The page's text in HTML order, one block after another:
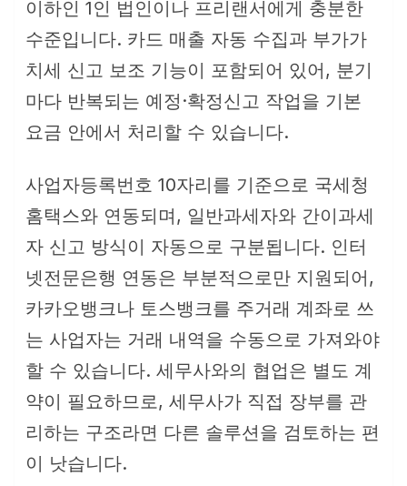
이하인 1인 법인이나 프리랜서에게 충분한
수준입니다. 카드 매출 자동 수집과 부가가
치세 신고 보조 기능이 포함되어 있어, 분기
마다 반복되는 예정·확정신고 작업을 기본
요금 안에서 처리할 수 있습니다.
사업자등록번호 10자리를 기준으로 국세청
홈택스와 연동되며, 일반과세자와 간이과세
자 신고 방식이 자동으로 구분됩니다. 인터
넷전문은행 연동은 부분적으로만 지원되어,
카카오뱅크나 토스뱅크를 주거래 계좌로 쓰
는 사업자는 거래 내역을 수동으로 가져와야
할 수 있습니다. 세무사와의 협업은 별도 계
약이 필요하므로, 세무사가 직접 장부를 관
리하는 구조라면 다른 솔루션을 검토하는 편
이 낫습니다.